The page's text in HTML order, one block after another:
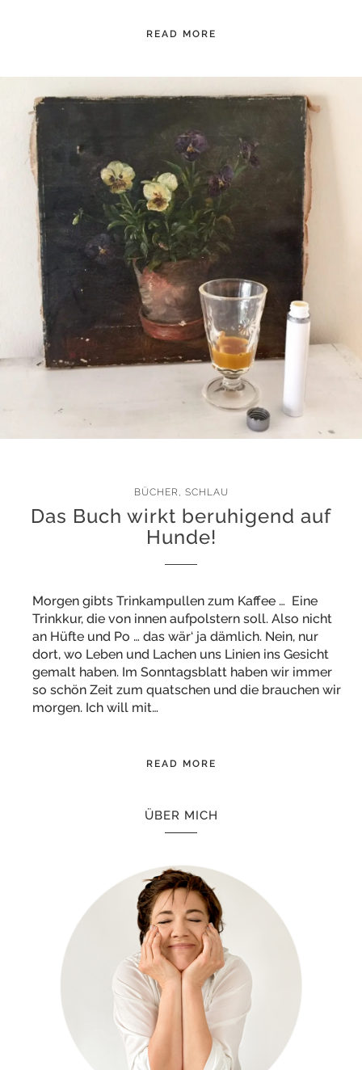
READ MORE
BÜCHER , SCHLAU
Das Buch wirkt beruhigend auf
Hunde!
Morgen gibts Trinkampullen zum Kaffee … Eine
Trinkkur, die von innen aufpolstern soll. Also nicht
an Hüfte und Po … das wär‘ ja dämlich. Nein, nur
dort, wo Leben und Lachen uns Linien ins Gesicht
gemalt haben. Im Sonntagsblatt haben wir immer
so schön Zeit zum quatschen und die brauchen wir
morgen. Ich will mit…
READ MORE
ÜBER MICH